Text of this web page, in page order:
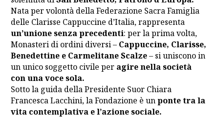
Nata per volontà della Federazione Sacra Famiglia
delle Clarisse Cappuccine d’Italia, rappresenta
un’unione senza precedenti: per la prima volta,
Monasteri di ordini diversi – Cappuccine, Clarisse,
Benedettine e Carmelitane Scalze– si uniscono in
un unico soggetto civile per agire nella società
con una voce sola.
Sotto la guida della Presidente Suor Chiara
Francesca Lacchini, la Fondazione è unponte tra la
vita contemplativa e l’azione sociale.